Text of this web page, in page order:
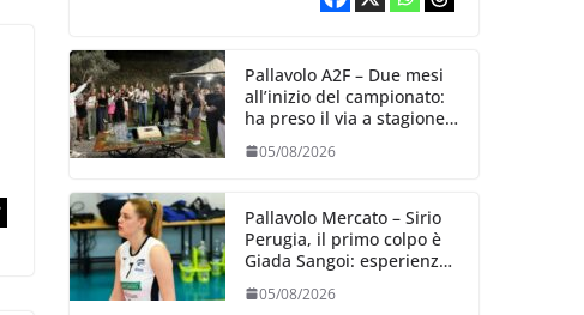
Pallavolo A2F – Due mesi
all’inizio del campionato:
ha preso il via a stagione
delle Black Angels
05/08/2026
Pallavolo Mercato – Sirio
Perugia, il primo colpo è
Giada Sangoi: esperienza
e talento in attacco
05/08/2026